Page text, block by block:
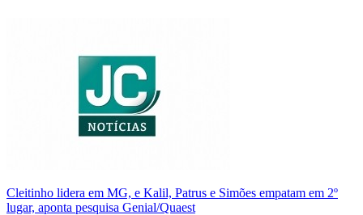
Cleitinho lidera em MG, e Kalil, Patrus e Simões empatam em 2º
lugar, aponta pesquisa Genial/Quaest